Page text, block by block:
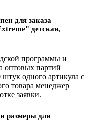
для заказа
детская,
программы и
оптовых партий
штук одного артикула с
товара менеджер
заявки.
размеры для